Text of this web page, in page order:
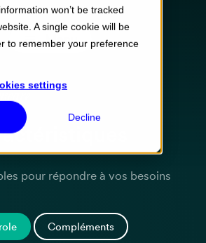
won’t be tracked
A single cookie will be
to remember your preference
settings
Decline
Menu
pour répondre à vos besoins
Compléments